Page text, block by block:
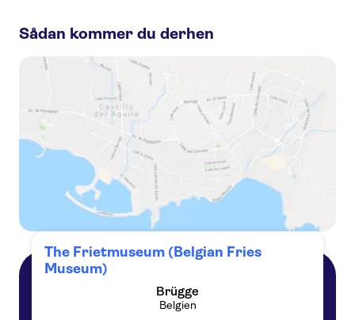
Groeninge Museum
Historium Bruges
Minnewater, Lake of Love
Sådan kommer du derhen
The Frietmuseum (Belgian Fries
Museum)
Brügge
BelgienBrügge